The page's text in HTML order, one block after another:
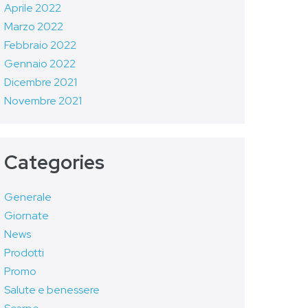
Aprile 2022
Marzo 2022
Febbraio 2022
Gennaio 2022
Dicembre 2021
Novembre 2021
Categories
Generale
Giornate
News
Prodotti
Promo
Salute e benessere